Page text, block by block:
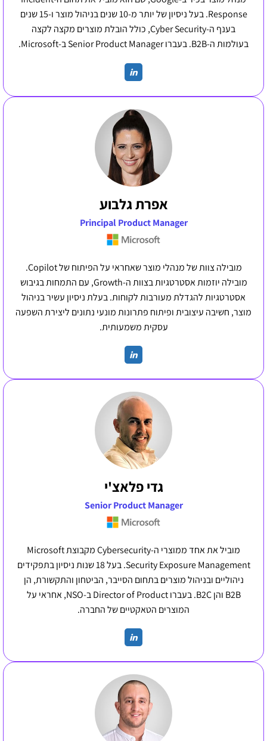
Response. בעל ניסיון של יותר מ-10 שנים בניהול מוצר ו-15 שנים
בענף ה-Cyber Security, כולל הובלת מוצרים מקצה לקצה
בעולמות ה-B2B. בעברו Senior Product Manager ב-Microsoft.
אפרת גלבוע
Principal Product Manager
מובילה צוות של מנהלי מוצר שאחראי על הפיתוח של Copilot.
מובילה יוזמות אסטרטגיות בצוות ה-Growth, עם התמחות בגיבוש
אסטרטגיות להגדלת מעורבות לקוחות. בעלת ניסיון עשיר בניהול
מוצר, חשיבה עיצובית ופיתוח פתרונות מונעי נתונים ליצירת השפעה
עסקית משמעותית.
גדי פלאצ'י
Senior Product Manager
מוביל את אחד ממוצרי ה-Cybersecurity מקבוצת Microsoft
Security Exposure Management. בעל 18 שנות ניסיון בתפקידים
ניהוליים ובניהול מוצרים בתחום הסייבר, הביטחון והתקשורת, הן
B2B והן B2C. בעברו Director of Product ב-NSO, אחראי על
המוצרים הטאקטיים של החברה.